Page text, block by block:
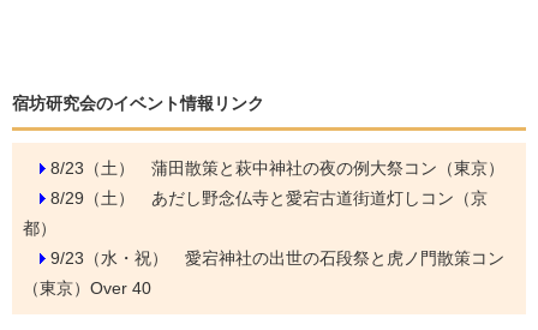
宿坊研究会のイベント情報リンク
8/23（土） 蒲田散策と萩中神社の夜の例大祭コン（東京）
8/29（土） あだし野念仏寺と愛宕古道街道灯しコン（京
都）
9/23（水・祝） 愛宕神社の出世の石段祭と虎ノ門散策コン
（東京）Over 40